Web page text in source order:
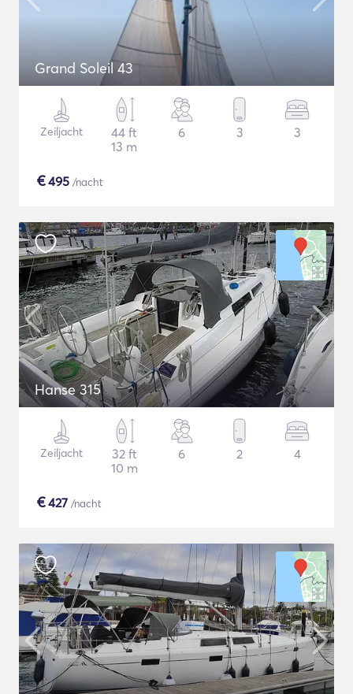
Grand Soleil 43
Zeiljacht
44 ft
13 m
6 3 3
€495 /nacht
Hanse 315
Zeiljacht
32 ft
10 m
6 2 4
€427 /nacht